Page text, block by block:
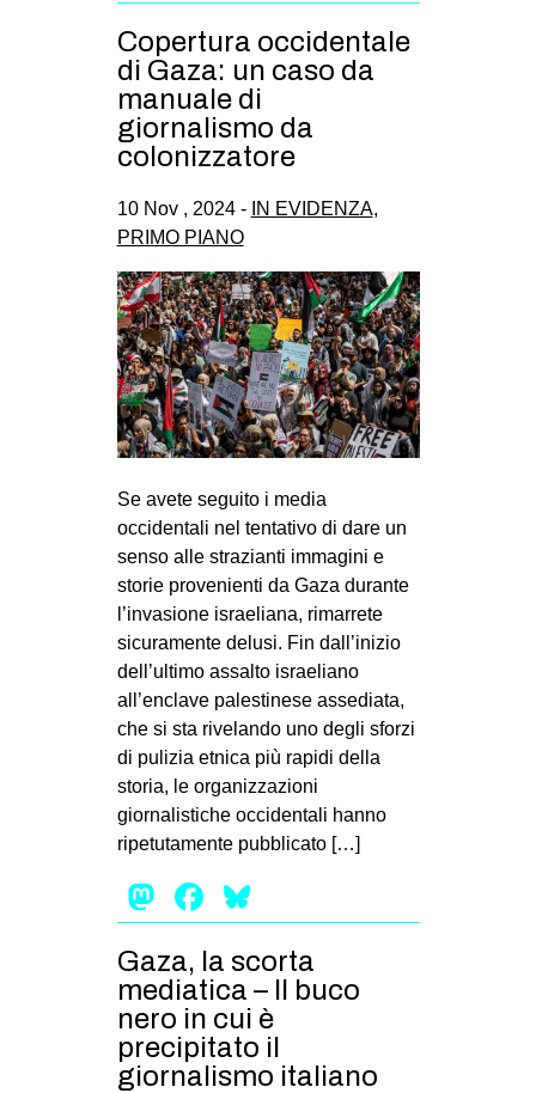
tw
bsky
Copertura occidentale
di Gaza: un caso da
manuale di
giornalismo da
colonizzatore
10 Nov , 2024 - IN EVIDENZA,
PRIMO PIANO
Se avete seguito i media
occidentali nel tentativo di dare un
senso alle strazianti immagini e
storie provenienti da Gaza durante
l’invasione israeliana, rimarrete
sicuramente delusi. Fin dall’inizio
dell’ultimo assalto israeliano
all’enclave palestinese assediata,
che si sta rivelando uno degli sforzi
di pulizia etnica più rapidi della
storia, le organizzazioni
giornalistiche occidentali hanno
ripetutamente pubblicato […]
Mastodon
Facebook
Gaza, la scorta
mediatica – Il buco
nero in cui è
precipitato il
giornalismo italiano